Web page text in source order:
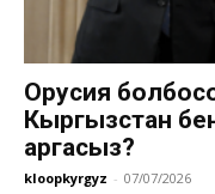
Орусия
Кыргызстан
аргасыз?
kloopkyrgyz - 07/07/2026